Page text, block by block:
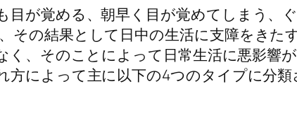
目が覚める、朝早く目が覚めてしまう、
その結果として日中の生活に支障をきた
く、そのことによって日常生活に悪影響
によって主に以下の4つのタイプに分類